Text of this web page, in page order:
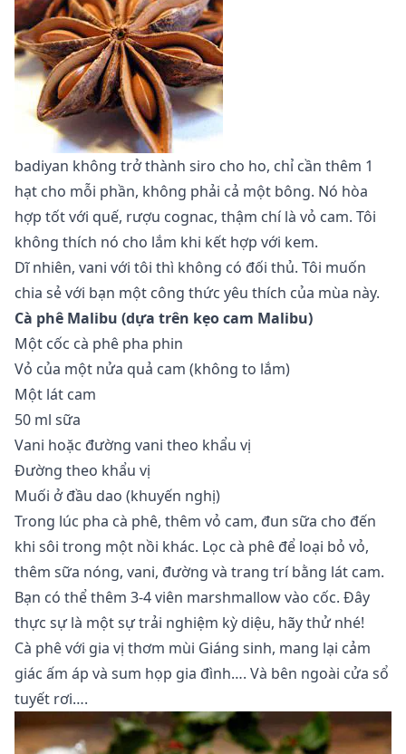
badiyan không trở thành siro cho ho, chỉ cần thêm 1
hạt cho mỗi phần, không phải cả một bông. Nó hòa
hợp tốt với quế, rượu cognac, thậm chí là vỏ cam. Tôi
không thích nó cho lắm khi kết hợp với kem.
Dĩ nhiên, vani với tôi thì không có đối thủ. Tôi muốn
chia sẻ với bạn một công thức yêu thích của mùa này.
Cà phê Malibu (dựa trên kẹo cam Malibu)
Một cốc cà phê pha phin
Vỏ của một nửa quả cam (không to lắm)
Một lát cam
50 ml sữa
Vani hoặc đường vani theo khẩu vị
Đường theo khẩu vị
Muối ở đầu dao (khuyến nghị)
Trong lúc pha cà phê, thêm vỏ cam, đun sữa cho đến
khi sôi trong một nồi khác. Lọc cà phê để loại bỏ vỏ,
thêm sữa nóng, vani, đường và trang trí bằng lát cam.
Bạn có thể thêm 3-4 viên marshmallow vào cốc. Đây
thực sự là một sự trải nghiệm kỳ diệu, hãy thử nhé!
Cà phê với gia vị thơm mùi Giáng sinh, mang lại cảm
giác ấm áp và sum họp gia đình…. Và bên ngoài cửa sổ
tuyết rơi….